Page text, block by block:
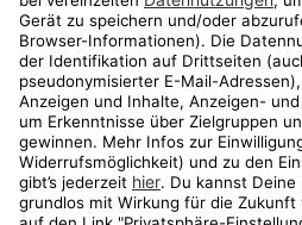
Aktionen
Travel